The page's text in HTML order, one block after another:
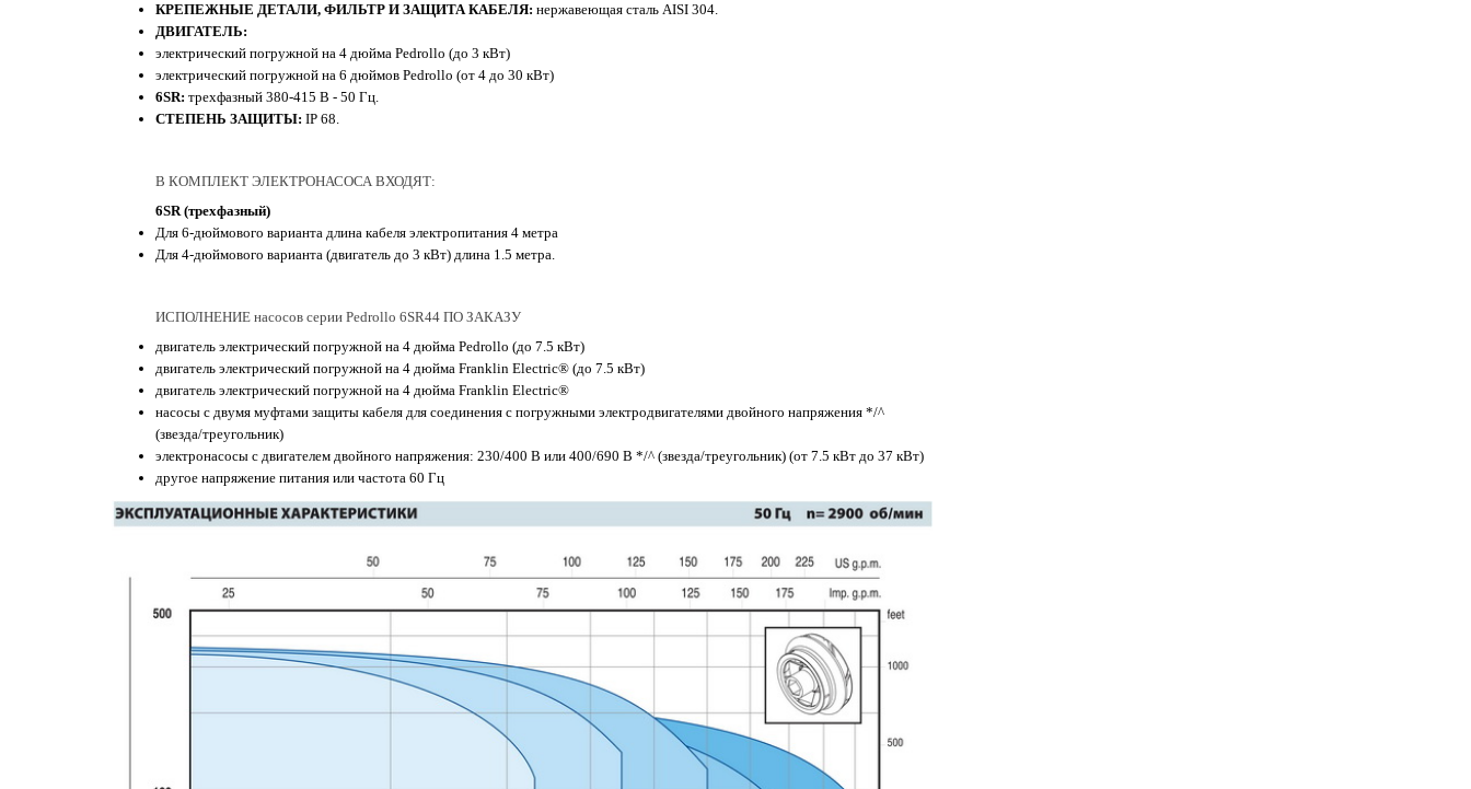
КРЕПЕЖНЫЕ ДЕТАЛИ, ФИЛЬТР И ЗАЩИТА КАБЕЛЯ: нержавеющая сталь AISI 304.
ДВИГАТЕЛЬ:
электрический погружной на 4 дюйма Pedrollo (до 3 кВт)
электрический погружной на 6 дюймов Pedrollo (от 4 до 30 кВт)
6SR: трехфазный 380-415 В - 50 Гц.
СТЕПЕНЬ ЗАЩИТЫ: IP 68.
В КОМПЛЕКТ ЭЛЕКТРОНАСОСА ВХОДЯТ:
6SR (трехфазный)
Для 6-дюймового варианта длина кабеля электропитания 4 метра
Для 4-дюймового варианта (двигатель до 3 кВт) длина 1.5 метра.
ИСПОЛНЕНИЕ насосов серии Pedrollo 6SR44 ПО ЗАКАЗУ
двигатель электрический погружной на 4 дюйма Pedrollo (до 7.5 кВт)
двигатель электрический погружной на 4 дюйма Franklin Electric® (до 7.5 кВт)
двигатель электрический погружной на 4 дюйма Franklin Electric®
насосы с двумя муфтами защиты кабеля для соединения с погружными электродвигателями двойного напряжения */^
(звезда/треугольник)
электронасосы с двигателем двойного напряжения: 230/400 В или 400/690 В */^ (звезда/треугольник) (от 7.5 кВт до 37 кВт)
другое напряжение питания или частота 60 Гц